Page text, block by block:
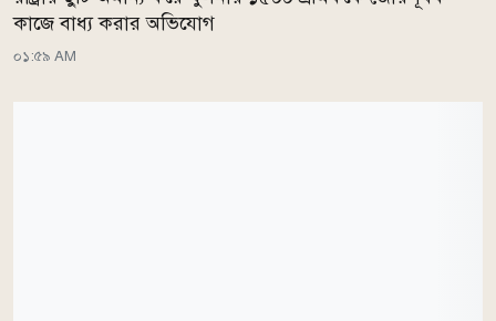
কাজে বাধ্য করার অভিযোগ
০১:৫৯ AM